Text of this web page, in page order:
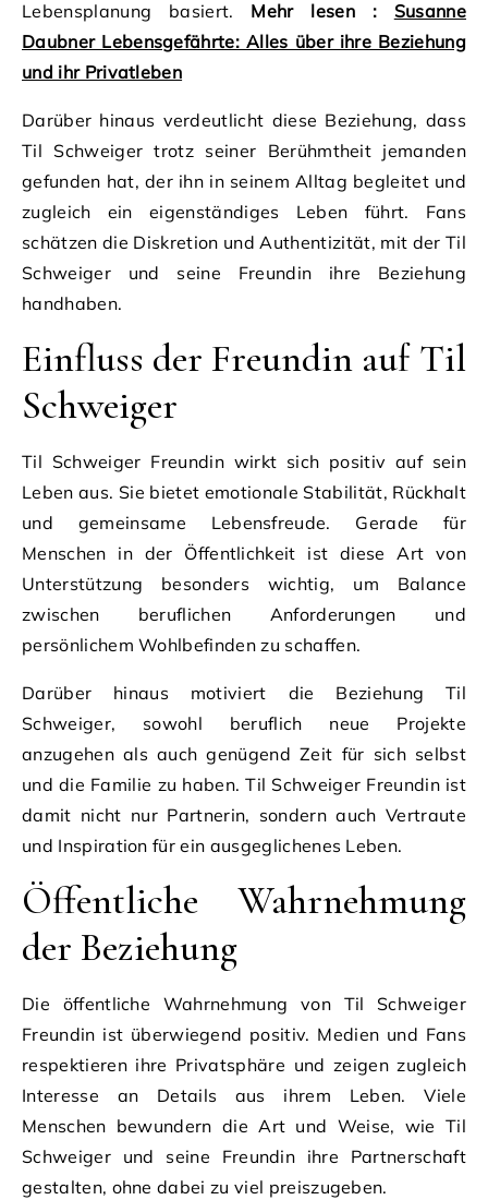
Lebensplanung basiert. Mehr lesen : Susanne
Daubner Lebensgefährte: Alles über ihre Beziehung
und ihr Privatleben
Darüber hinaus verdeutlicht diese Beziehung, dass
Til Schweiger trotz seiner Berühmtheit jemanden
gefunden hat, der ihn in seinem Alltag begleitet und
zugleich ein eigenständiges Leben führt. Fans
schätzen die Diskretion und Authentizität, mit der Til
Schweiger und seine Freundin ihre Beziehung
handhaben.
Einfluss der Freundin auf Til
Schweiger
Til Schweiger Freundin wirkt sich positiv auf sein
Leben aus. Sie bietet emotionale Stabilität, Rückhalt
und gemeinsame Lebensfreude. Gerade für
Menschen in der Öffentlichkeit ist diese Art von
Unterstützung besonders wichtig, um Balance
zwischen beruflichen Anforderungen und
persönlichem Wohlbefinden zu schaffen.
Darüber hinaus motiviert die Beziehung Til
Schweiger, sowohl beruflich neue Projekte
anzugehen als auch genügend Zeit für sich selbst
und die Familie zu haben. Til Schweiger Freundin ist
damit nicht nur Partnerin, sondern auch Vertraute
und Inspiration für ein ausgeglichenes Leben.
Öffentliche Wahrnehmung
der Beziehung
Die öffentliche Wahrnehmung von Til Schweiger
Freundin ist überwiegend positiv. Medien und Fans
respektieren ihre Privatsphäre und zeigen zugleich
Interesse an Details aus ihrem Leben. Viele
Menschen bewundern die Art und Weise, wie Til
Schweiger und seine Freundin ihre Partnerschaft
gestalten, ohne dabei zu viel preiszugeben.